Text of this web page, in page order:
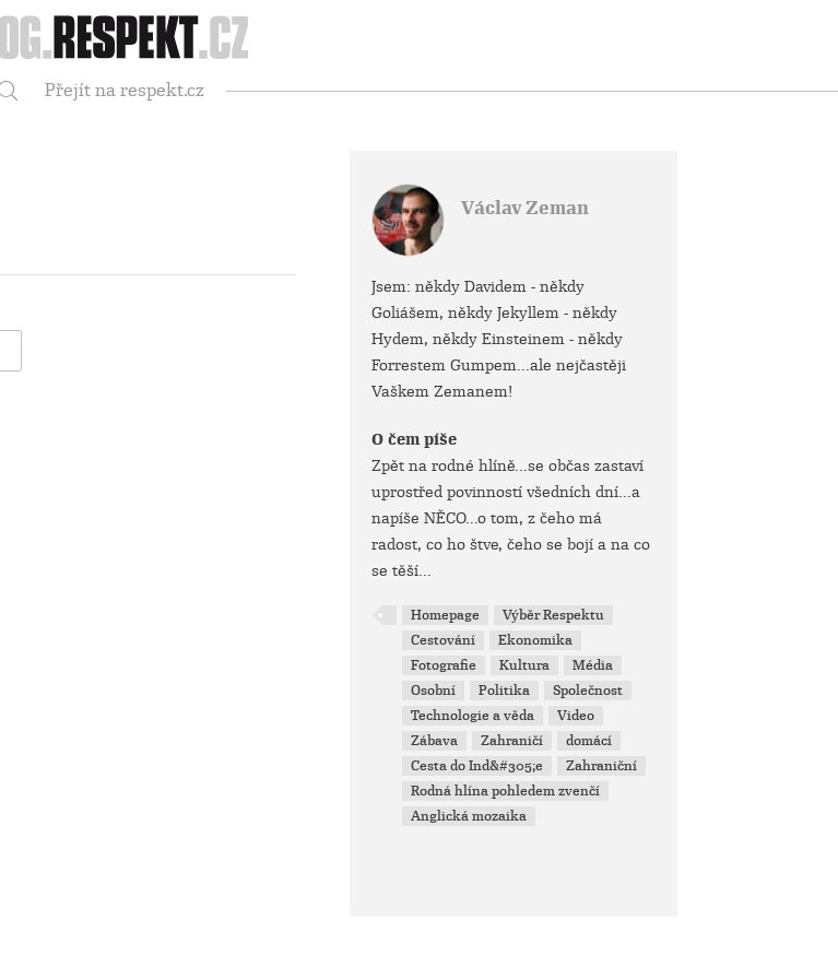
Respekt
Přejít na respekt.cz
Václav Zeman
Jsem: někdy Davidem - někdy
Goliášem, někdy Jekyllem - někdy
Hydem, někdy Einsteinem - někdy
Forrestem Gumpem...ale nejčastěji
Vaškem Zemanem!
O čem píše
Zpět na rodné hlíně...se občas zastaví
uprostřed povinností všedních dní...a
napíše NĚCO...o tom, z čeho má
radost, co ho štve, čeho se bojí a na co
se těší...
Homepage
Výběr Respektu
Cestování
Ekonomika
Fotografie
Kultura
Média
Osobní
Politika
Společnost
Technologie a věda
Video
Zábava
Zahraničí
domácí
Cesta do Ind&#305;e
Zahraniční
Rodná hlína pohledem zvenčí
Anglická mozaika